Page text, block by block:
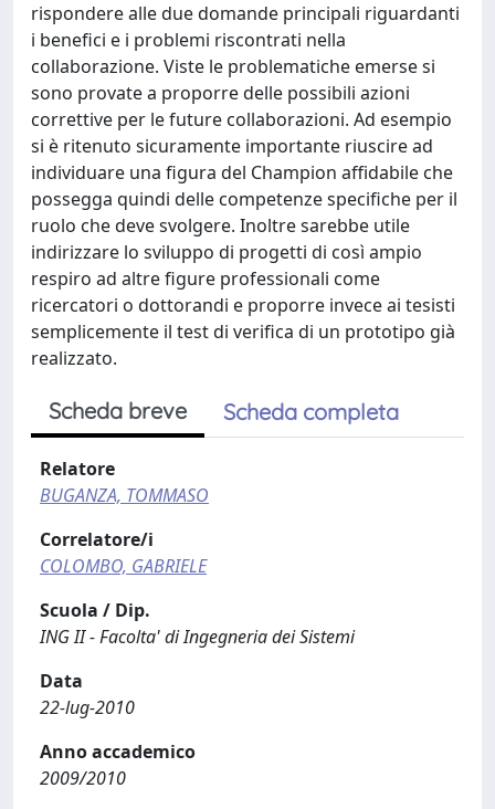
rispondere alle due domande principali riguardanti
i benefici e i problemi riscontrati nella
collaborazione. Viste le problematiche emerse si
sono provate a proporre delle possibili azioni
correttive per le future collaborazioni. Ad esempio
si è ritenuto sicuramente importante riuscire ad
individuare una figura del Champion affidabile che
possegga quindi delle competenze specifiche per il
ruolo che deve svolgere. Inoltre sarebbe utile
indirizzare lo sviluppo di progetti di così ampio
respiro ad altre figure professionali come
ricercatori o dottorandi e proporre invece ai tesisti
semplicemente il test di verifica di un prototipo già
realizzato.
Scheda breve Scheda completa
Relatore
BUGANZA, TOMMASO
Correlatore/i
COLOMBO, GABRIELE
Scuola / Dip.
ING II - Facolta' di Ingegneria dei Sistemi
Data
22-lug-2010
Anno accademico
2009/2010